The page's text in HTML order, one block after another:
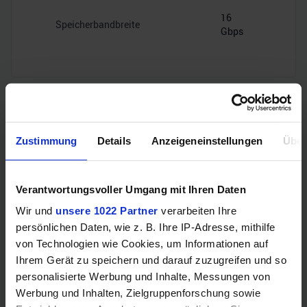
Zustimmung Details Anzeigeneinstellungen
Verantwortungsvoller Umgang mit Ihren Daten
Wir und unsere 1022 Partner verarbeiten Ihre
persönlichen Daten, wie z. B. Ihre IP-Adresse, mithilfe
von Technologien wie Cookies, um Informationen auf
Ihrem Gerät zu speichern und darauf zuzugreifen und so
personalisierte Werbung und Inhalte, Messungen von
Werbung und Inhalten, Zielgruppenforschung sowie
Speicherbandbreite
16
Gbps
Videoanschlüsse
HDMI
2.1
DisplayPort
3x
DisplayPort
1.4a